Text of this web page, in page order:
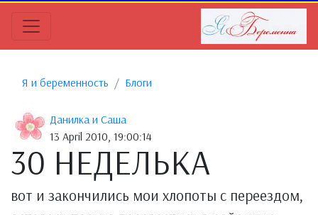
Я и беременность Блоги
Данилка и Саша
13 April 2010, 19:00:14
30 НЕДЕЛЬКА
вот и закончились мои хлопоты с переездом,